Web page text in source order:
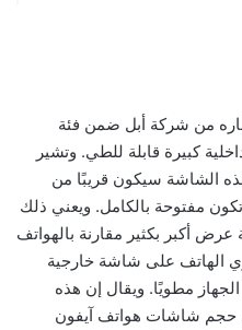
من شركة أبل ضمن فئة
كبيرة قابلة للطي. وتشير
الشاشة سيكون قريبًا من
مفتوحة بالكامل. ويعني ذلك
أكبر بكثير مقارنة بالهواتف
الهاتف على شاشة خارجية
مطويًا. ويقال إن هذه
حجم شاشات هواتف آيفون